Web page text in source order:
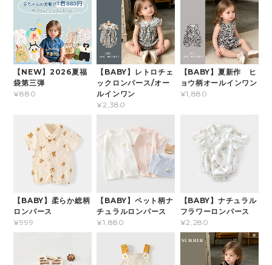
【NEW】2026夏福
袋第三弾
¥880
【BABY】レトロチェ
ックロンパース/オー
ルインワン
¥2,380
【BABY】夏新作 ヒ
ョウ柄オールインワン
¥1,880
【BABY】柔らか総柄
ロンパース
¥999
【BABY】ペット柄ナ
チュラルロンパース
¥1,880
【BABY】ナチュラル
フラワーロンパース
¥2,280